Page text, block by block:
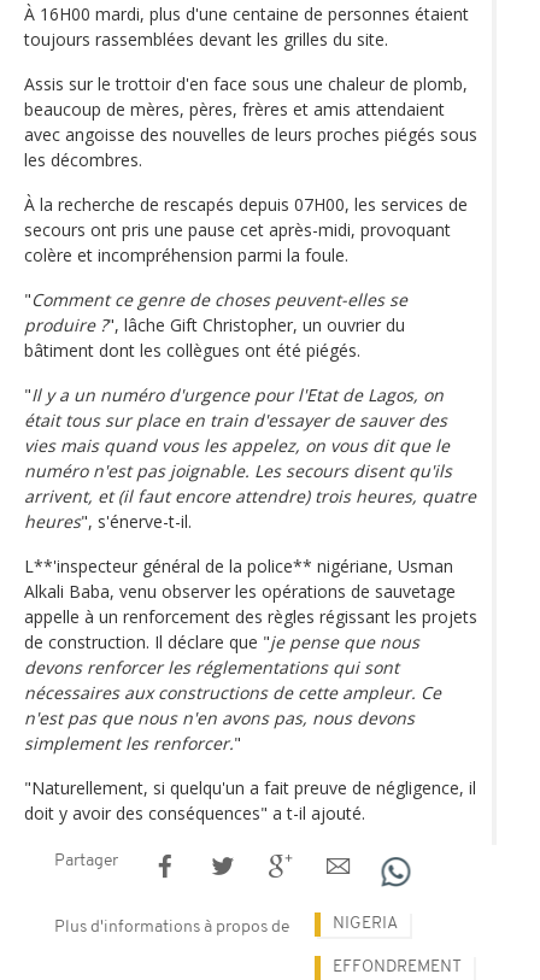
À 16H00 mardi, plus d'une centaine de personnes étaient
toujours rassemblées devant les grilles du site.
Assis sur le trottoir d'en face sous une chaleur de plomb,
beaucoup de mères, pères, frères et amis attendaient
avec angoisse des nouvelles de leurs proches piégés sous
les décombres.
À la recherche de rescapés depuis 07H00, les services de
secours ont pris une pause cet après-midi, provoquant
colère et incompréhension parmi la foule.
"Comment ce genre de choses peuvent-elles se
produire ?", lâche Gift Christopher, un ouvrier du
bâtiment dont les collègues ont été piégés.
"Il y a un numéro d'urgence pour l'Etat de Lagos, on
était tous sur place en train d'essayer de sauver des
vies mais quand vous les appelez, on vous dit que le
numéro n'est pas joignable. Les secours disent qu'ils
arrivent, et (il faut encore attendre) trois heures, quatre
heures", s'énerve-t-il.
L**'inspecteur général de la police** nigériane, Usman
Alkali Baba, venu observer les opérations de sauvetage
appelle à un renforcement des règles régissant les projets
de construction. Il déclare que "je pense que nous
devons renforcer les réglementations qui sont
nécessaires aux constructions de cette ampleur. Ce
n'est pas que nous n'en avons pas, nous devons
simplement les renforcer."
"Naturellement, si quelqu'un a fait preuve de négligence, il
doit y avoir des conséquences" a t-il ajouté.
Partager
Plus d'informations à propos de NIGERIA
EFFONDREMENT